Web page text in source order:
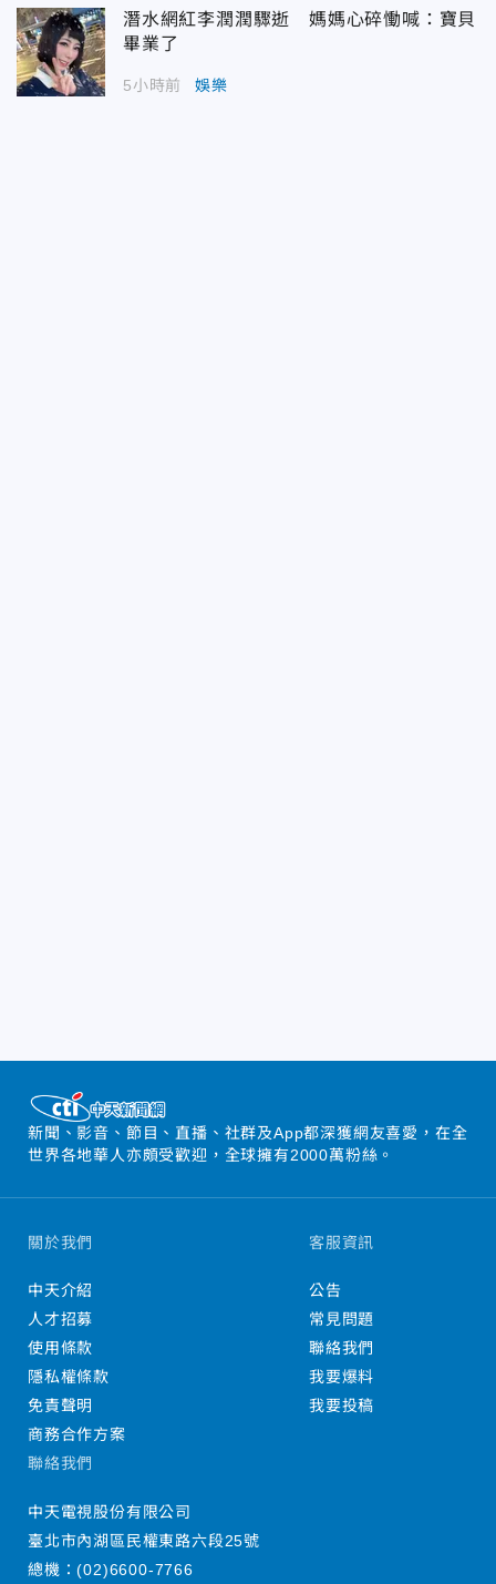
潛水網紅李潤潤驟逝 媽媽心碎慟喊：寶貝
畢業了
5小時前 娛樂
新聞、影音、節目、直播、社群及App都深獲網友喜愛，在全
世界各地華人亦頗受歡迎，全球擁有2000萬粉絲。
關於我們
中天介紹
人才招募
使用條款
隱私權條款
免責聲明
商務合作方案
客服資訊
公告
常見問題
聯絡我們
我要爆料
我要投稿
聯絡我們
中天電視股份有限公司
臺北市內湖區民權東路六段25號
總機：(02)6600-7766